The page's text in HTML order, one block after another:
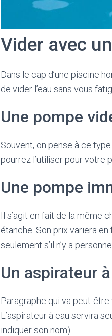
Vider avec
Dans le cap d’une piscine
de vider l’eau sans vous
Une pompe
Souvent, on pense à ce
pourrez l’utiliser pour votre
Une pompe
Il s’agit en fait de la même
étanche. Son prix variera
seulement s’il n’y a
Un aspirateur
Paragraphe qui va peut-
L’aspirateur à eau servira
indiquer son nom).